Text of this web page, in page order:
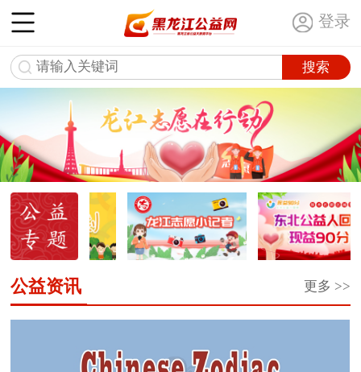
登录
更多 >>
公益资讯